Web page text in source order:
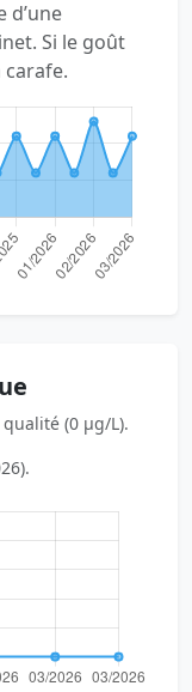
d’une
Si le goût
carafe.
(0 µg/L).